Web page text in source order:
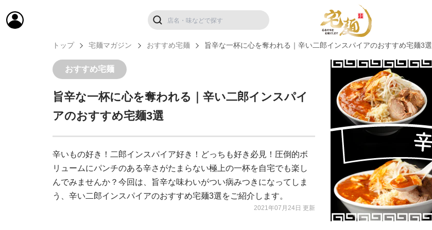
トップ 宅麺マガジン おすすめ宅麺 旨辛な一杯に心を奪われる｜辛い二郎インスパイアのおすすめ宅麺3選
おすすめ宅麺
旨辛な一杯に心を奪われる｜辛い二郎インスパイ
アのおすすめ宅麺3選
辛いもの好き！二郎インスパイア好き！どっちも好き必見！圧倒的ボ
リュームにパンチのある辛さがたまらない極上の一杯を自宅でも楽し
んでみませんか？今回は、旨辛な味わいがつい病みつきになってしま
う、辛い二郎インスパイアのおすすめ宅麺3選をご紹介します。
2021年07月24日 更新